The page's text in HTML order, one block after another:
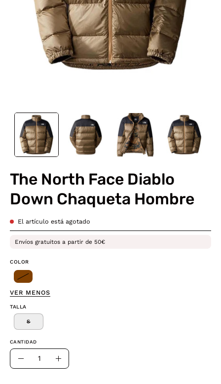
The North Face Diablo
Down Chaqueta Hombre
El artículo está agotado
Envíos gratuitos a partir de 50€
COLOR
VER MENOS
TALLA
S
CANTIDAD
Cantidad
Disminuir Aumentar